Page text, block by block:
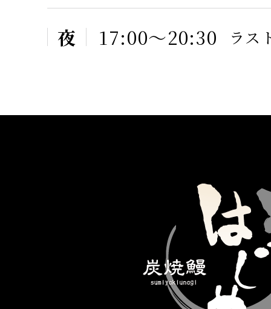
夜 17:00〜20:30 ラス